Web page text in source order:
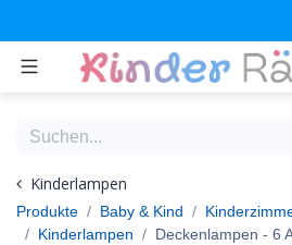
Kinderlampen
Produkte
Baby & Kind
Kinderlampen
Deckenlampen - 6